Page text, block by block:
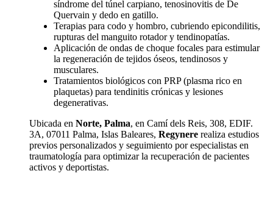
síndrome del túnel carpiano, tenosinovitis de De
Quervain y dedo en gatillo.
Terapias para codo y hombro, cubriendo epicondilitis,
rupturas del manguito rotador y tendinopatías.
Aplicación de ondas de choque focales para estimular
la regeneración de tejidos óseos, tendinosos y
musculares.
Tratamientos biológicos con PRP (plasma rico en
plaquetas) para tendinitis crónicas y lesiones
degenerativas.
Ubicada en Norte, Palma, en Camí dels Reis, 308, EDIF.
3A, 07011 Palma, Islas Baleares, Regynere realiza estudios
previos personalizados y seguimiento por especialistas en
traumatología para optimizar la recuperación de pacientes
activos y deportistas.